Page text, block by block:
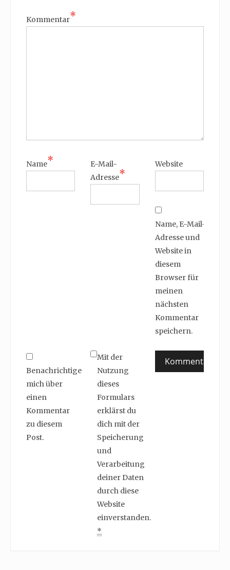
Kommentar*
Name*
E-Mail-
Adresse*
Website
Name, E-Mail-
Adresse und
Website in
diesem
Browser für
meinen
nächsten
Kommentar
speichern.
Benachrichtige
mich über
einen
Kommentar
zu diesem
Post.
Mit der
Nutzung
dieses
Formulars
erklärst du
dich mit der
Speicherung
und
Verarbeitung
deiner Daten
durch diese
Website
einverstanden.
*